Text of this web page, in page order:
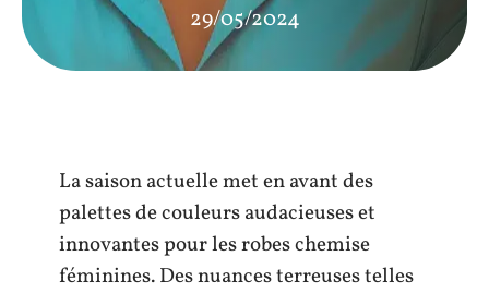
29/05/2024
La saison actuelle met en avant des
palettes de couleurs audacieuses et
innovantes pour les robes chemise
féminines. Des nuances terreuses telles